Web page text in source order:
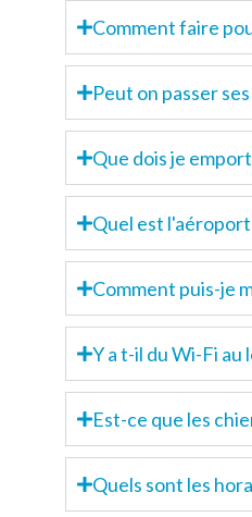
Comment faire
Peut on passer
Que dois je
Quel est
Comment puis-je
Y a t-il du Wi-Fi au
Est-ce que les
Quels sont les